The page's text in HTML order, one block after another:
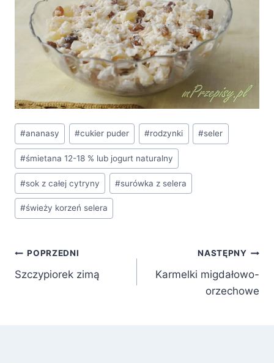
Tagi
wpisu:
#ananasy #cukier puder #rodzynki #seler
#śmietana 12-18 % lub jogurt naturalny
#sok z całej cytryny #surówka z selera
#świeży korzeń selera
Nawigacja
wpisu
POPRZEDNI
Szczypiorek zimą
NASTĘPNY
Karmelki migdałowo-
orzechowe